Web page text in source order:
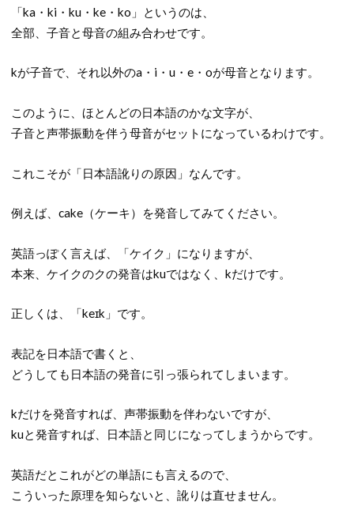
「ka・ki・ku・ke・ko」というのは、
全部、子音と母音の組み合わせです。
kが子音で、それ以外のa・i・u・e・oが母音となります。
このように、ほとんどの日本語のかな文字が、
子音と声帯振動を伴う母音がセットになっているわけです。
これこそが「日本語訛りの原因」なんです。
例えば、cake（ケーキ）を発音してみてください。
英語っぽく言えば、「ケイク」になりますが、
本来、ケイクのクの発音はkuではなく、kだけです。
正しくは、「keɪk」です。
表記を日本語で書くと、
どうしても日本語の発音に引っ張られてしまいます。
kだけを発音すれば、声帯振動を伴わないですが、
kuと発音すれば、日本語と同じになってしまうからです。
英語だとこれがどの単語にも言えるので、
こういった原理を知らないと、訛りは直せません。